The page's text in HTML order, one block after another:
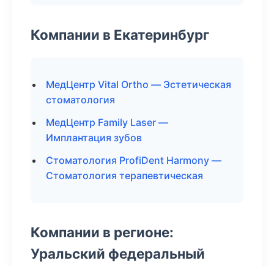
Компании в Екатеринбург
МедЦентр Vital Ortho — Эстетическая
стоматология
МедЦентр Family Laser —
Имплантация зубов
Стоматология ProfiDent Harmony —
Стоматология терапевтическая
Компании в регионе:
Уральский федеральный